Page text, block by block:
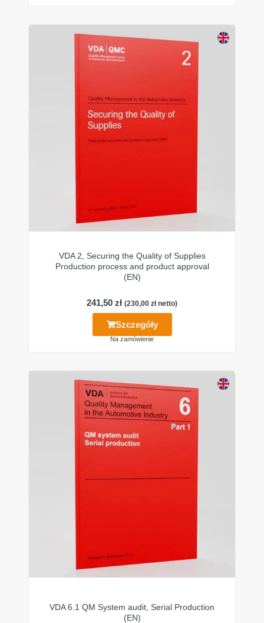
VDA 2, Securing the Quality of Supplies
Production process and product approval
(EN)
241,50 zł (230,00 złnetto)
Szczegóły
Na zamówienie
VDA 6.1 QM System audit, Serial Production
(EN)